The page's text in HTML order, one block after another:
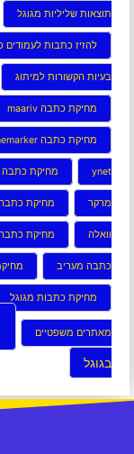
תוצאות שליליות מגוגל
להזיז כתבות לעמודים
בעיות הקשורות למיתוג
מחיקת כתבה maariv
מחיקת כתבה themarker
ynet מחיקת כתבה
מרקר מחיקת
וואלה מחיקת
כתבה מעריב
מחיקת כתבות מגוגל
מאתרים משפטיים
בגוגל